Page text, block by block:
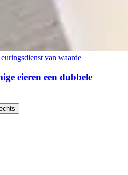
van waarde
eieren een dubbele